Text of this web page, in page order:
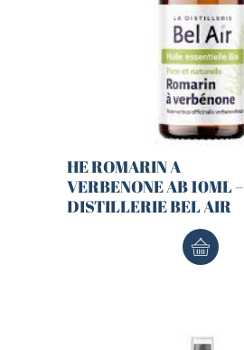
HE ROMARIN A
VERBENONE AB 10ML –
DISTILLERIE BEL AIR